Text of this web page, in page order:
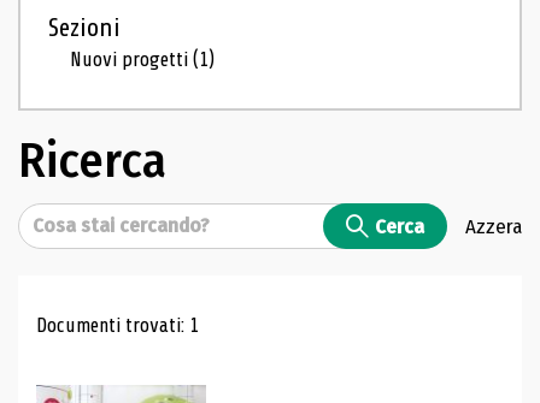
Sezioni
Nuovi progetti(1)
Ricerca
Cerca Cerca Azzera
Risultati di ricerca
Documenti trovati: 1